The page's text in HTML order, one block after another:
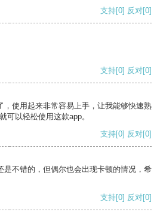
支持[0] 反对[0]
支持[0] 反对[0]
，使用起来非常容易上手，让我能够快速熟
可以轻松使用这款app。
支持[0] 反对[0]
是不错的，但偶尔也会出现卡顿的情况，希
支持[0] 反对[0]